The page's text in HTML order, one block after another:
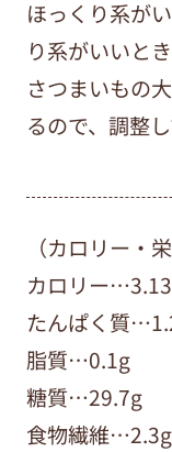
ほっくり系が
り系がいいと
さつまいもの
るので、調整
（カロリー・
カロリー
たんぱく質
脂質…0.1g
糖質…29.7g
食物繊維…2.3g